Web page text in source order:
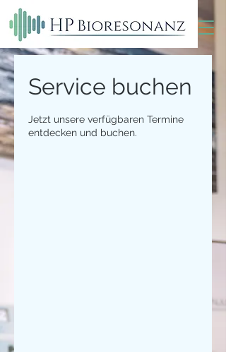
Service buchen
Jetzt unsere verfügbaren Termine
entdecken und buchen.